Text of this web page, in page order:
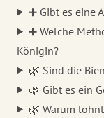
➕ Gibt es eine
➕ Welche
Königin?
🌿 Sind die
🌿 Gibt es ein
🌿 Warum